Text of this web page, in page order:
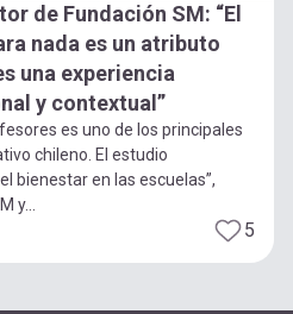
de Fundación SM: “El
nada es un atributo
una experiencia
y contextual”
es uno de los principales
chileno. El estudio
bienestar en las escuelas”,
y...
5